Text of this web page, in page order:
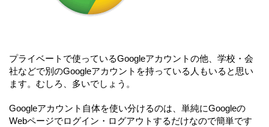
プライベートで使っているGoogleアカウントの他、学校・会
社などで別のGoogleアカウントを持っている人もいると思い
ます。むしろ、多いでしょう。
Googleアカウント自体を使い分けるのは、単純にGoogleの
Webページでログイン・ログアウトするだけなので簡単です